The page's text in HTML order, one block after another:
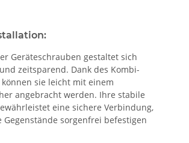
Geräteschrauben gestaltet sich
zeitsparend. Dank des Kombi-
sie leicht mit einem
angebracht werden. Ihre stabile
eine sichere Verbindung,
Gegenstände sorgenfrei befestigen